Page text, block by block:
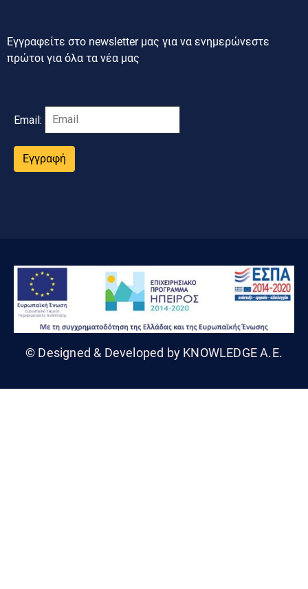
Εγγραφείτε στο newsletter μας για να ενημερώνεστε
πρώτοι για όλα τα νέα μας
Email:
Εγγραφή
© Designed & Developed by KNOWLEDGE A.E.